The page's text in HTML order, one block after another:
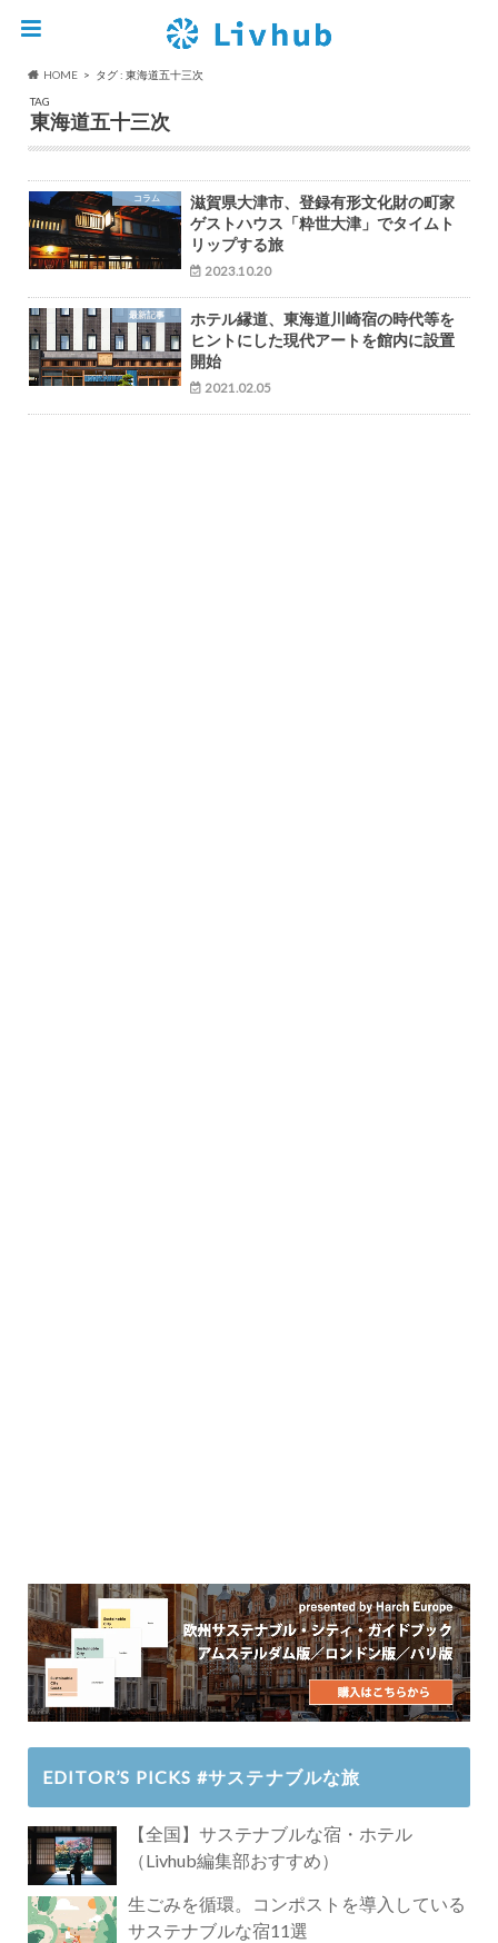
HOME
タグ : 東海道五十三次
TAG
東海道五十三次
コラム
滋賀県大津市、登録有形文化財の町家
ゲストハウス「粋世大津」でタイムト
リップする旅
2023.10.20
最新記事
ホテル縁道、東海道川崎宿の時代等を
ヒントにした現代アートを館内に設置
開始
2021.02.05
EDITOR’S PICKS #サステナブルな旅
【全国】サステナブルな宿・ホテル
（Livhub編集部おすすめ）
生ごみを循環。コンポストを導入している
サステナブルな宿11選